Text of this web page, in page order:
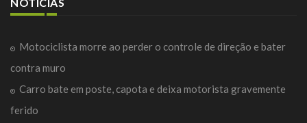
Motociclista morre ao perder o controle de direção e bater
contra muro
Carro bate em poste, capota e deixa motorista gravemente
ferido